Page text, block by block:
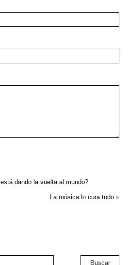
dando la vuelta al mundo?
La música lo cura todo »
Buscar